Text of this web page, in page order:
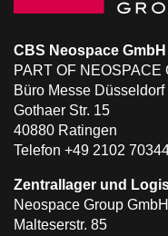
CBS Neospace GmbH
PART OF NEOSPACE
Büro Messe Düsseldorf
Gothaer Str. 15
40880 Ratingen
Telefon +49 2102
Zentrallager und
Neospace Group GmbH
Malteserstr. 85